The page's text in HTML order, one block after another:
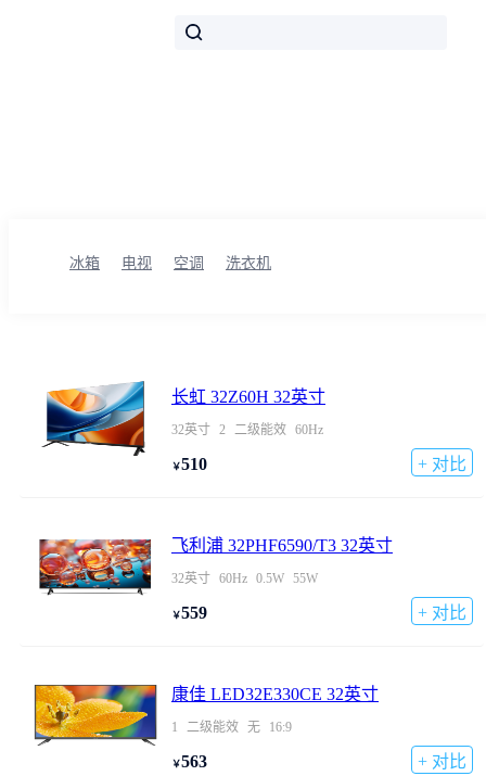
冰箱 电视 空调 洗衣机
长虹 32Z60H 32英寸
32英寸 2 二级能效 60Hz
￥510 + 对比
飞利浦 32PHF6590/T3 32英寸
32英寸 60Hz 0.5W 55W
￥559 + 对比
康佳 LED32E330CE 32英寸
1 二级能效 无 16:9
￥563 + 对比